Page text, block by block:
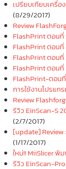
เปรียบเทียบเครื่อ
(8/29/2017)
Review
FlashPrint ตอนที่
FlashPrint ตอนที่
FlashPrint ตอนที่
FlashPrint ตอนที่
FlashPrint-ตอนที่
การใช้งานโปรแก
Review
รีวิว EinScan-S
(2/7/2017)
[update] Review
(1/17/2017)
ใหม่!! MiiSlicer พิ
รีวิว EinScan-